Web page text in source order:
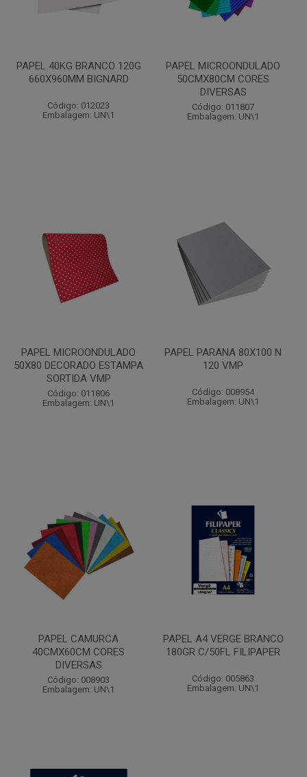
PAPEL 40KG BRANCO 120G
660X960MM BIGNARD
Código: 012023
Embalagem: UN\1
PAPEL MICROONDULADO
50CMX80CM CORES
DIVERSAS
Código: 011807
Embalagem: UN\1
PAPEL MICROONDULADO
50X80 DECORADO ESTAMPA
SORTIDA VMP
Código: 011806
Embalagem: UN\1
PAPEL PARANA 80X100 N
120 VMP
Código: 008954
Embalagem: UN\1
PAPEL CAMURCA
40CMX60CM CORES
DIVERSAS
Código: 008903
Embalagem: UN\1
PAPEL A4 VERGE BRANCO
180GR C/50FL FILIPAPER
Código: 005863
Embalagem: UN\1